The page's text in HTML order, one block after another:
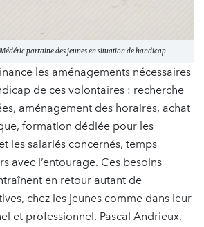
parraine des jeunes en situation de handicap
les aménagements nécessaires
de ces volontaires : recherche
aménagement des horaires, achat
formation dédiée pour les
les salariés concernés, temps
avec l’entourage. Ces besoins
en retour autant de
chez les jeunes comme dans leur
et professionnel. Pascal Andrieux,